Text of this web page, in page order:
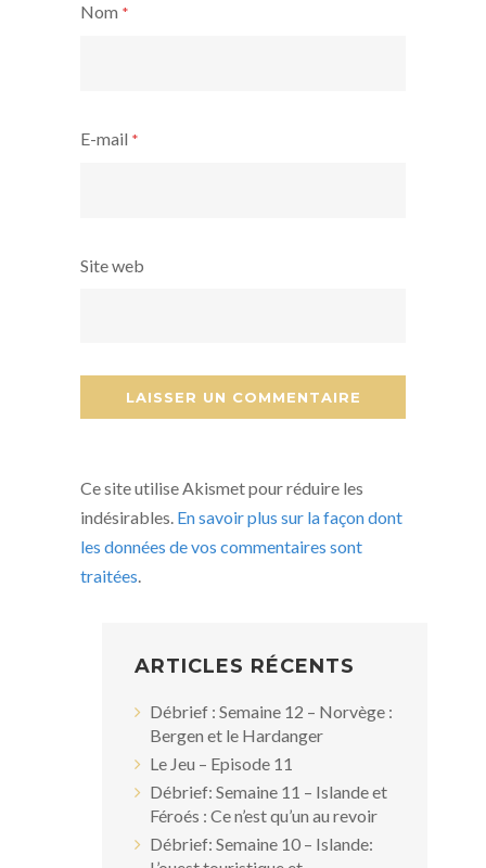
Nom *
E-mail *
Site web
Ce site utilise Akismet pour réduire les
indésirables. En savoir plus sur la façon dont
les données de vos commentaires sont
traitées.
ARTICLES RÉCENTS
Débrief : Semaine 12 – Norvège :
Bergen et le Hardanger
Le Jeu – Episode 11
Débrief: Semaine 11 – Islande et
Féroés : Ce n’est qu’un au revoir
Débrief: Semaine 10 – Islande: